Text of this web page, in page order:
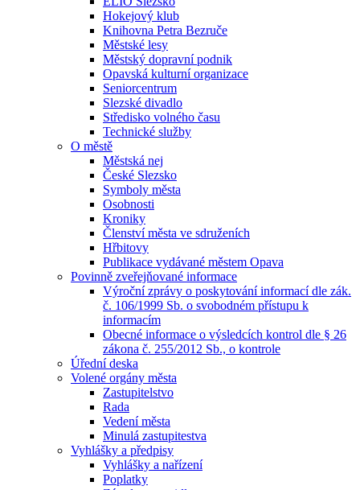
Hokejový klub
Knihovna Petra Bezruče
Městské lesy
Městský dopravní podnik
Opavská kulturní organizace
Seniorcentrum
Slezské divadlo
Středisko volného času
Technické služby
O městě
Městská nej
České Slezsko
Symboly města
Osobnosti
Kroniky
Členství města ve sdruženích
Hřbitovy
Publikace vydávané městem Opava
Povinně zveřejňované informace
Výroční zprávy o poskytování informací dle zák.
č. 106/1999 Sb. o svobodném přístupu k
informacím
Obecné informace o výsledcích kontrol dle § 26
zákona č. 255/2012 Sb., o kontrole
Úřední deska
Volené orgány města
Zastupitelstvo
Rada
Vedení města
Minulá zastupitestva
Vyhlášky a předpisy
Vyhlášky a nařízení
Poplatky